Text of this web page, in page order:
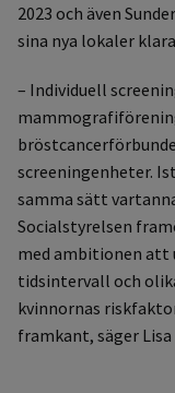
2023 och även
sina nya lokaler
– Individuell
screeningenheter.
samma sätt
Socialstyrelsen
med ambitionen att
tidsintervall och
kvinnornas
framkant, säger